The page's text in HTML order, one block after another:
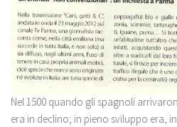
Nel 1500 quando gli spagnoli
era in declino; in pieno sviluppo era,